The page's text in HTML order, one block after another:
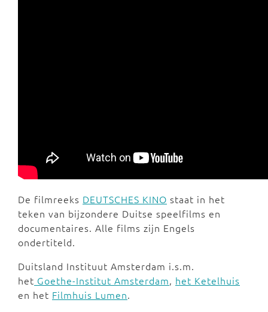
De filmreeks DEUTSCHES KINO staat in het
teken van bijzondere Duitse speelfilms en
documentaires. Alle films zijn Engels
ondertiteld.
Duitsland Instituut Amsterdam i.s.m.
het Goethe-Institut Amsterdam, het Ketelhuis
en het Filmhuis Lumen.